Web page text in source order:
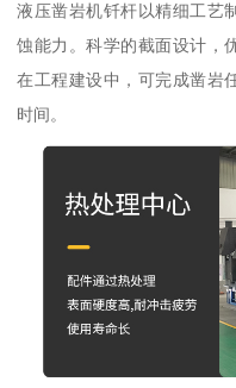
液压凿岩机钎杆以精细工艺
蚀能力。科学的截面设计，
在工程建设中，可完成凿岩
时间。​